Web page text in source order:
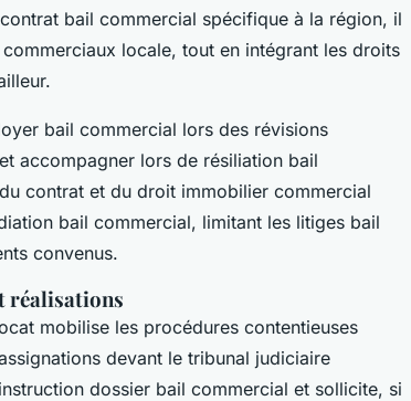
bail commercial spécifique à la région, il
locale, tout en intégrant les droits
bail commercial lors des révisions
accompagner lors de résiliation bail
contrat et du droit immobilier commercial
bail commercial, limitant les litiges bail
convenus.
réalisations
mobilise les procédures contentieuses
devant le tribunal judiciaire
dossier bail commercial et sollicite, si